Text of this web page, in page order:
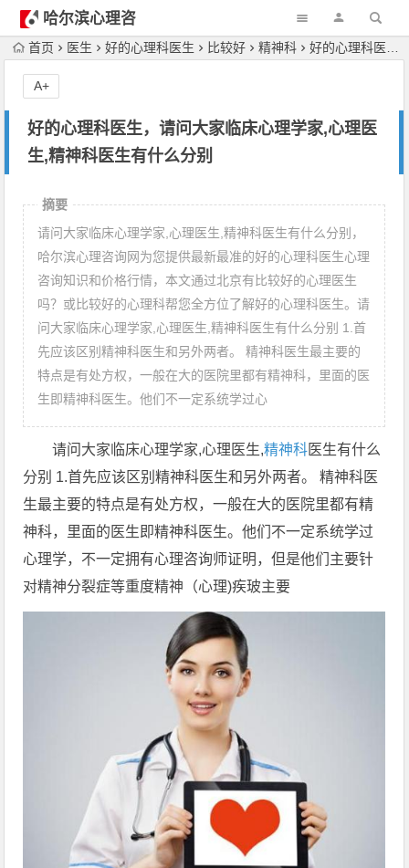
哈尔滨心理咨
询首页 医生 好的心理科医生 比较好 精神科 好的心理科医生，请问大家临床心理学家,心理医生,精神科医生有什么分别
好的心理科医生，请问大家临床心理学家,心理医
生,精神科医生有什么分别
A+
摘要
请问大家临床心理学家,心理医生,精神科医生有什么分别，
哈尔滨心理咨询网为您提供最新最准的好的心理科医生心理
咨询知识和价格行情，本文通过北京有比较好的心理医生
吗？或比较好的心理科帮您全方位了解好的心理科医生。请
问大家临床心理学家,心理医生,精神科医生有什么分别 1.首
先应该区别精神科医生和另外两者。 精神科医生最主要的
特点是有处方权，一般在大的医院里都有精神科，里面的医
生即精神科医生。他们不一定系统学过心
请问大家临床心理学家,心理医生,精神科医生有什么
分别 1.首先应该区别精神科医生和另外两者。 精神科医
生最主要的特点是有处方权，一般在大的医院里都有精
神科，里面的医生即精神科医生。他们不一定系统学过
心理学，不一定拥有心理咨询师证明，但是他们主要针
对精神分裂症等重度精神（心理)疾玻主要